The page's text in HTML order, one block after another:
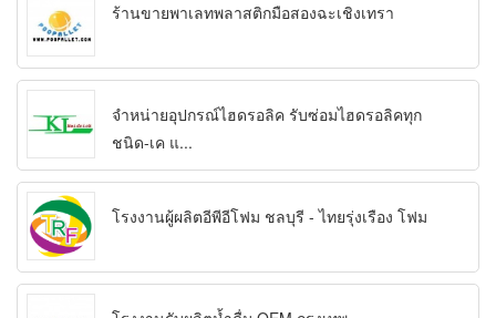
ร้านขายพาเลทพลาสติกมือสองฉะเชิงเทรา
จำหน่ายอุปกรณ์ไฮดรอลิค รับซ่อมไฮดรอลิคทุก
ชนิด-เค แ...
โรงงานผู้ผลิตอีพีอีโฟม ชลบุรี - ไทยรุ่งเรือง โฟม